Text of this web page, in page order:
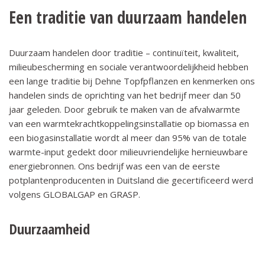
Een traditie van duurzaam handelen
Duurzaam handelen door traditie – continuïteit, kwaliteit,
milieubescherming en sociale verantwoordelijkheid hebben
een lange traditie bij Dehne Topfpflanzen en kenmerken ons
handelen sinds de oprichting van het bedrijf meer dan 50
jaar geleden. Door gebruik te maken van de afvalwarmte
van een warmtekrachtkoppelingsinstallatie op biomassa en
een biogasinstallatie wordt al meer dan 95% van de totale
warmte-input gedekt door milieuvriendelijke hernieuwbare
energiebronnen. Ons bedrijf was een van de eerste
potplantenproducenten in Duitsland die gecertificeerd werd
volgens GLOBALGAP en GRASP.
Duurzaamheid